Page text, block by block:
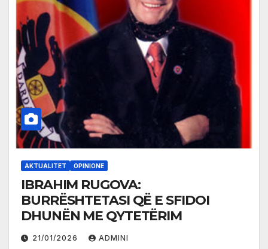
AKTUALITET OPINIONE
IBRAHIM RUGOVA:
BURRËSHTETASI QË E SFIDOI
DHUNËN ME QYTETËRIM
21/01/2026 ADMINI